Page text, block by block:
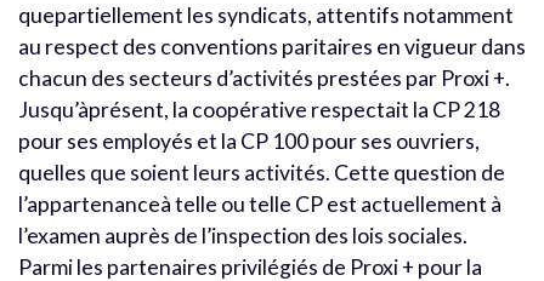
quepartiellement les syndicats, attentifs notamment
au respect des conventions paritaires en vigueur dans
chacun des secteurs d’activités prestées par Proxi +.
Jusqu’àprésent, la coopérative respectait la CP 218
pour ses employés et la CP 100 pour ses ouvriers,
quelles que soient leurs activités. Cette question de
l’appartenanceà telle ou telle CP est actuellement à
l’examen auprès de l’inspection des lois sociales.
Parmi les partenaires privilégiés de Proxi + pour la